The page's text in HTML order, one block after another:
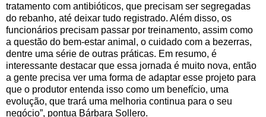
tratamento com antibióticos, que precisam ser segregadas
do rebanho, até deixar tudo registrado. Além disso, os
funcionários precisam passar por treinamento, assim como
a questão do bem-estar animal, o cuidado com a bezerras,
dentre uma série de outras práticas. Em resumo, é
interessante destacar que essa jornada é muito nova, então
a gente precisa ver uma forma de adaptar esse projeto para
que o produtor entenda isso como um benefício, uma
evolução, que trará uma melhoria continua para o seu
negócio”, pontua Bárbara Sollero.